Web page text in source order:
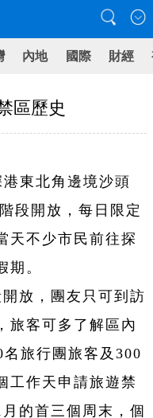
內地 國際 財經
區歷史
東北角邊境沙頭
段開放，每日限定
天不少市民前往探
期。
放，團友只可到訪
旅客可多了解區內
旅行團旅客及300
工作天申請旅遊禁
的首三個周末，個